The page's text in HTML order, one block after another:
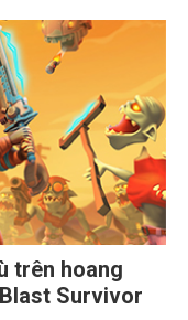
trên hoang
Survivor